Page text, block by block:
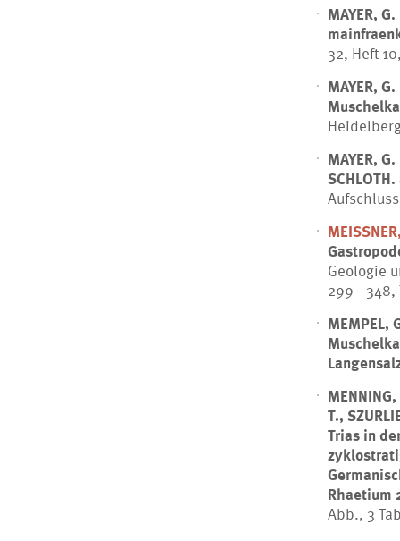
MAYER, G.
32, Heft
MAYER, G.
MAYER, G.
Geologie
299—348,
MEMPEL,
T.,
Trias in
Rhaetium
Abb., 3